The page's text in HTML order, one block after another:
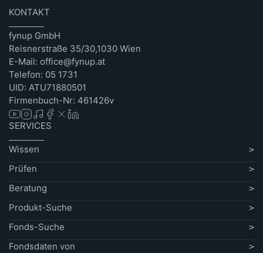
KONTAKT
fynup GmbH
Reisnerstraße 35/30,1030 Wien
E-Mail: office@fynup.at
Telefon: 05 1731
UID: ATU71880501
Firmenbuch-Nr: 461426v
SERVICES
Wissen
Prüfen
Beratung
Produkt-Suche
Fonds-Suche
Fondsdaten von